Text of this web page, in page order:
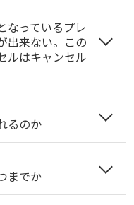
なっているプレ
出来ない。この
ルはキャンセル
るのか
までか